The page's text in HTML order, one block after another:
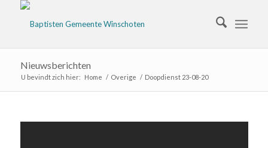
Nieuwsberichten
U bevindt zich hier: Home / Overige / Doopdienst 23-08-20